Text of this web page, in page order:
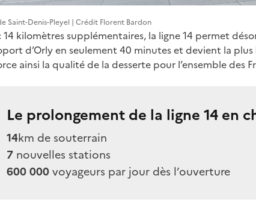
Saint-Denis-Pleyel | Crédit Florent Bardon
14 kilomètres supplémentaires, la ligne 14 permet
d’Orly en seulement 40 minutes et devient la
ainsi la qualité de la desserte pour l’ensemble des
Le prolongement de la ligne 14 en
14km de souterrain
7 nouvelles stations
600 000voyageurs par jour dès l’ouverture